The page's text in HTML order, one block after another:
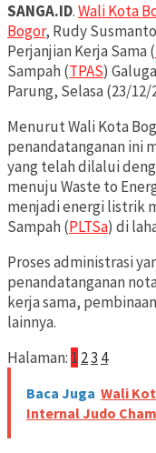
SANGA.ID.Wali Kota
Bogor, Rudy
Perjanjian Kerja Sama (
Sampah (TPAS)
Parung, Selasa (23/12/
Menurut Wali Kota
penandatanganan ini
yang telah dilalui
menuju Waste to
menjadi energi listrik
Sampah (PLTSa) di
Proses administrasi
penandatanganan
kerja sama,
lainnya.
Halaman: 1 23 4
Baca Juga Wali
Internal Judo